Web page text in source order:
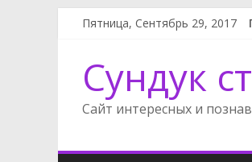
Пятница, Сентябрь 29, 2017
Сундук
Сайт интересных и